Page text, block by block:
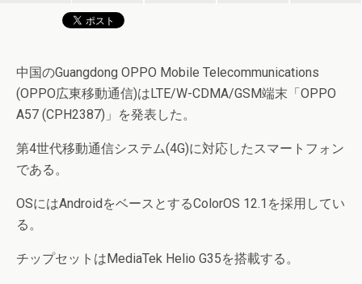
中国のGuangdong OPPO Mobile Telecommunications
(OPPO広東移動通信)はLTE/W-CDMA/GSM端末「OPPO
A57 (CPH2387)」を発表した。
第4世代移動通信システム(4G)に対応したスマートフォン
である。
OSにはAndroidをベースとするColorOS 12.1を採用してい
る。
チップセットはMediaTek Helio G35を搭載する。